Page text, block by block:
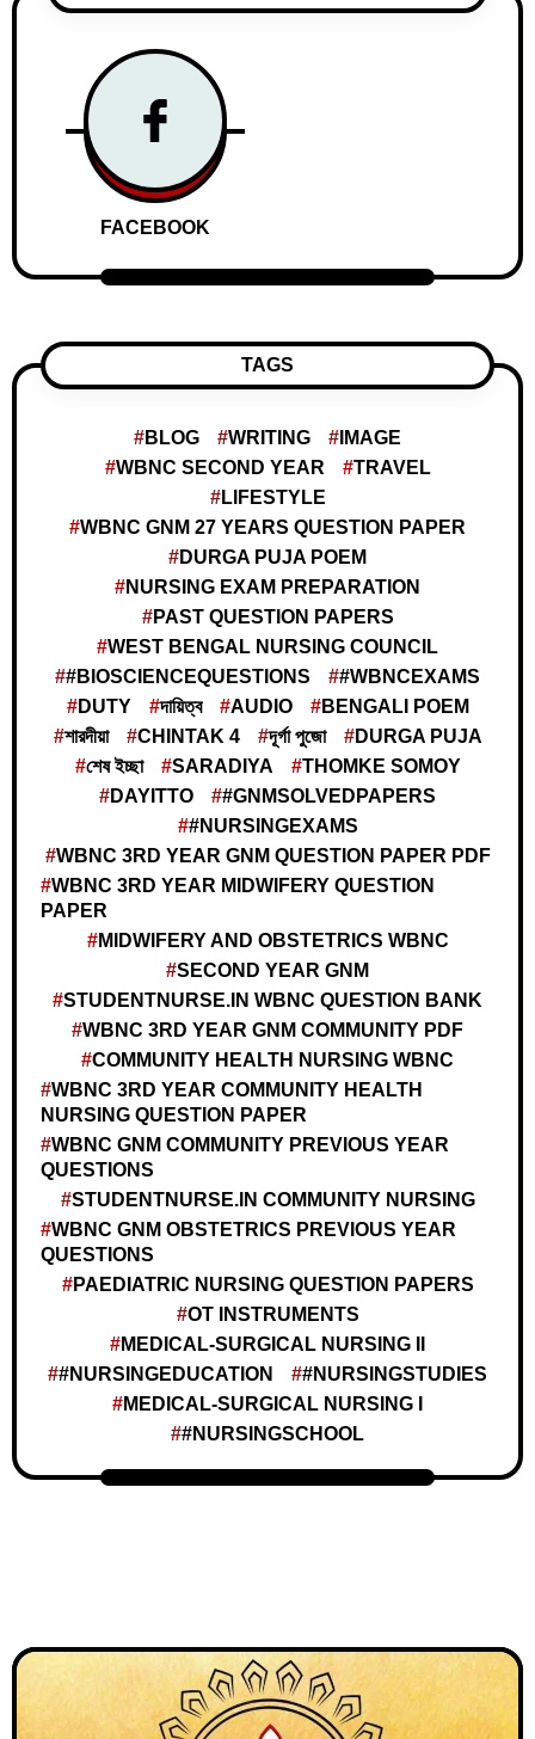
FACEBOOK
TAGS
BLOG WRITING
IMAGE
WBNC SECOND YEAR
TRAVEL
LIFESTYLE
WBNC GNM 27 YEARS QUESTION PAPER
DURGA PUJA POEM
NURSING EXAM PREPARATION
PAST QUESTION PAPERS
WEST BENGAL NURSING COUNCIL
#BIOSCIENCEQUESTIONS
#WBNCEXAMS
DUTY
দায়িত্ব AUDIO
BENGALI POEM
শারদীয়া
CHINTAK 4 দূর্গা পুজো
DURGA PUJA
শেষ ইচ্ছা
SARADIYA
THOMKE SOMOY
DAYITTO
#GNMSOLVEDPAPERS
#NURSINGEXAMS
WBNC 3RD YEAR GNM QUESTION PAPER PDF
WBNC 3RD YEAR MIDWIFERY QUESTION
PAPER
MIDWIFERY AND OBSTETRICS WBNC
SECOND YEAR GNM
STUDENTNURSE.IN WBNC QUESTION BANK
WBNC 3RD YEAR GNM COMMUNITY PDF
COMMUNITY HEALTH NURSING WBNC
WBNC 3RD YEAR COMMUNITY HEALTH
NURSING QUESTION PAPER
WBNC GNM COMMUNITY PREVIOUS YEAR
QUESTIONS
STUDENTNURSE.IN COMMUNITY NURSING
WBNC GNM OBSTETRICS PREVIOUS YEAR
QUESTIONS
PAEDIATRIC NURSING QUESTION PAPERS
OT INSTRUMENTS
MEDICAL-SURGICAL NURSING II
#NURSINGEDUCATION
#NURSINGSTUDIES
MEDICAL-SURGICAL NURSING I
#NURSINGSCHOOL